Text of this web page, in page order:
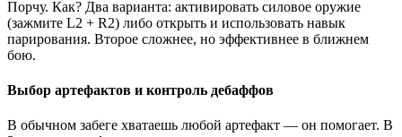
Порчу. Как? Два варианта: активировать силовое оружие
(зажмите L2 + R2) либо открыть и использовать навык
парирования. Второе сложнее, но эффективнее в ближнем
бою.
Выбор артефактов и контроль дебаффов
В обычном забеге хватаешь любой артефакт — он помогает. В